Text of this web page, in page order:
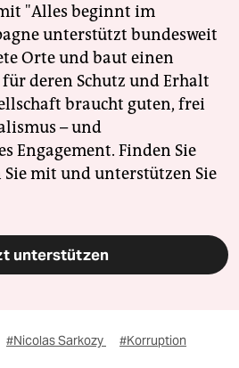
"Alles beginnt im
unterstützt bundesweit
Orte und baut einen
deren Schutz und Erhalt
braucht guten, frei
– und
Engagement. Finden Sie
Sie mit und unterstützen Sie
unterstützen
#Nicolas Sarkozy #Korruption